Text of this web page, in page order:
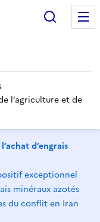
l’agriculture et de
d’engrais
exceptionnel
minéraux azotés
du conflit en Iran